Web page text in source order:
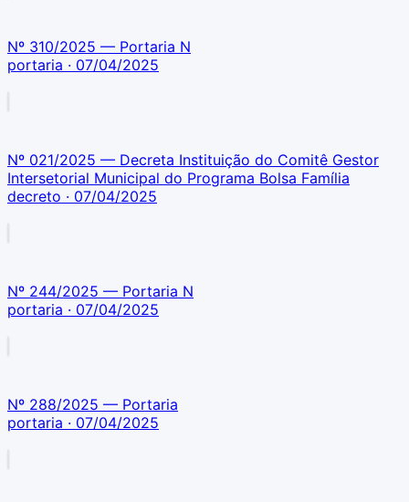
Nº 310/2025 — Portaria N
portaria · 07/04/2025
Nº 021/2025 — Decreta Instituição do Comitê Gestor
Intersetorial Municipal do Programa Bolsa Família
decreto · 07/04/2025
Nº 244/2025 — Portaria N
portaria · 07/04/2025
Nº 288/2025 — Portaria
portaria · 07/04/2025